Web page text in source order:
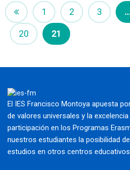
1 2 3
20 21
El IES Francisco Montoya apuesta
de valores universales y la
participación en los Programas
nuestros estudiantes la posibilidad
estudios en otros centros educativos